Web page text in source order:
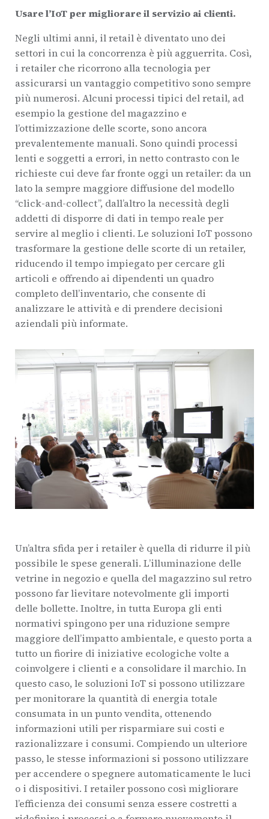
Usare l’IoT per migliorare il servizio ai clienti.
Negli ultimi anni, il retail è diventato uno dei
settori in cui la concorrenza è più agguerrita. Così,
i retailer che ricorrono alla tecnologia per
assicurarsi un vantaggio competitivo sono sempre
più numerosi. Alcuni processi tipici del retail, ad
esempio la gestione del magazzino e
l’ottimizzazione delle scorte, sono ancora
prevalentemente manuali. Sono quindi processi
lenti e soggetti a errori, in netto contrasto con le
richieste cui deve far fronte oggi un retailer: da un
lato la sempre maggiore diffusione del modello
“click-and-collect”, dall’altro la necessità degli
addetti di disporre di dati in tempo reale per
servire al meglio i clienti. Le soluzioni IoT possono
trasformare la gestione delle scorte di un retailer,
riducendo il tempo impiegato per cercare gli
articoli e offrendo ai dipendenti un quadro
completo dell’inventario, che consente di
analizzare le attività e di prendere decisioni
aziendali più informate.
Un’altra sfida per i retailer è quella di ridurre il più
possibile le spese generali. L’illuminazione delle
vetrine in negozio e quella del magazzino sul retro
possono far lievitare notevolmente gli importi
delle bollette. Inoltre, in tutta Europa gli enti
normativi spingono per una riduzione sempre
maggiore dell’impatto ambientale, e questo porta a
tutto un fiorire di iniziative ecologiche volte a
coinvolgere i clienti e a consolidare il marchio. In
questo caso, le soluzioni IoT si possono utilizzare
per monitorare la quantità di energia totale
consumata in un punto vendita, ottenendo
informazioni utili per risparmiare sui costi e
razionalizzare i consumi. Compiendo un ulteriore
passo, le stesse informazioni si possono utilizzare
per accendere o spegnere automaticamente le luci
o i dispositivi. I retailer possono così migliorare
l’efficienza dei consumi senza essere costretti a